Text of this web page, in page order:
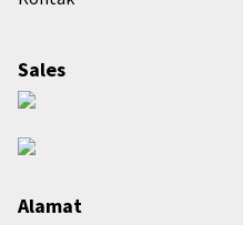
Sales
Alamat